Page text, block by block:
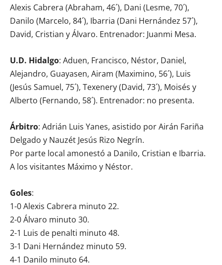
Alexis Cabrera (Abraham, 46´), Dani (Lesme, 70´),
Danilo (Marcelo, 84´), Ibarria (Dani Hernández 57´),
David, Cristian y Álvaro. Entrenador: Juanmi Mesa.
U.D. Hidalgo: Aduen, Francisco, Néstor, Daniel,
Alejandro, Guayasen, Airam (Maximino, 56´), Luis
(Jesús Samuel, 75´), Texenery (David, 73´), Moisés y
Alberto (Fernando, 58´). Entrenador: no presenta.
Árbitro: Adrián Luis Yanes, asistido por Airán Fariña
Delgado y Nauzét Jesús Rizo Negrín.
Por parte local amonestó a Danilo, Cristian e Ibarria.
A los visitantes Máximo y Néstor.
Goles:
1-0 Alexis Cabrera minuto 22.
2-0 Álvaro minuto 30.
2-1 Luis de penalti minuto 48.
3-1 Dani Hernández minuto 59.
4-1 Danilo minuto 64.